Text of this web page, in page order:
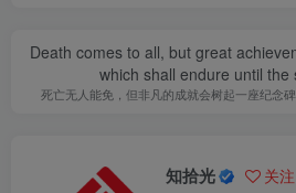
Death comes to all, but great
which shall endure until the
死亡无人能免，但非凡的成就会树起一座纪念
知拾光 关注